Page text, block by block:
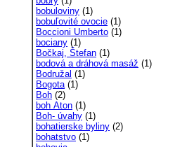
bobuloviny (1)
bobuľovité ovocie (1)
Boccioni Umberto (1)
bociany (1)
Bočkaj, Štefan (1)
bodová a dráhová masáž (1)
Bodružal (1)
Bogota(1)
Boh (2)
boh Aton (1)
Boh- úvahy (1)
bohatierske byliny (2)
bohatstvo (1)